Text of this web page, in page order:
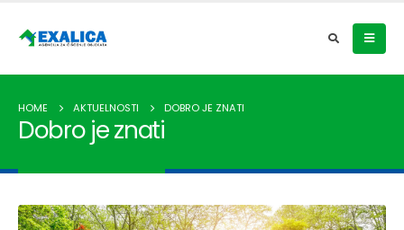
HOME AKTUELNOSTI DOBRO JE ZNATI
Dobro je znati